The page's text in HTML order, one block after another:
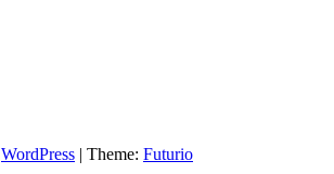
WordPress | Theme: Futurio